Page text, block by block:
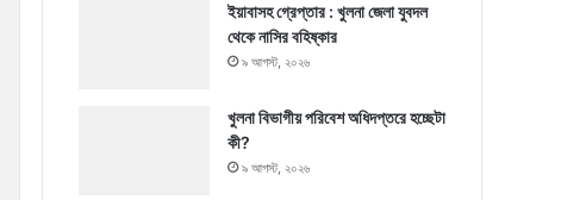
ইয়াবাসহ গ্রেপ্তার : খুলনা জেলা যুবদল
থেকে নাসির বহিষ্কার
৯ আগস্ট, ২০২৬
খুলনা বিভাগীয় পরিবেশ অধিদপ্তরে হচ্ছেটা
কী?
৯ আগস্ট, ২০২৬